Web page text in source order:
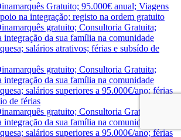
Gratuito; 95.000€ anual; Viagens
na integração; registo na ordem gratuito
gratuito; Consultoria Gratuita;
integração da sua família na comunidade
salários atrativos; férias e subsído de
gratuito; Consultoria Gratuita;
integração da sua família na comunidade
salários superiores a 95.000€/ano; férias
de férias
gratuito; Consultoria Gratuita;
integração da sua família na comunidade
salários superiores a 95.000€/ano; férias